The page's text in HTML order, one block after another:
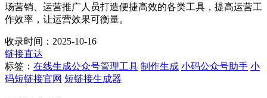
场营销、运营推广人员打造便捷高效的各类工具，提高运营工
作效率，让运营效果可衡量。
收录时间：2025-10-16
链接直达
标签： 在线生成公众号管理工具 制作生成 小码公众号助手 小
码短链接官网 短链接生成器